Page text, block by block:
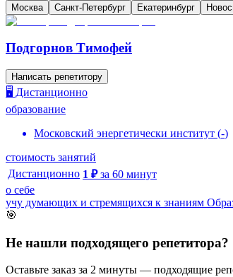
Москва Санкт-Петербург Екатеринбург
Подгорнов Тимофей
Написать репетитору
🖥️ Дистанционно
образование
Московский энергетически институт (-)
стоимость занятий
Дистанционно 1 ₽ за 60 минут
о себе
учу думающих и стремящихся к знаниям
🎯
Не нашли подходящего репетитора?
Оставьте заказ за 2 минуты — подходящие